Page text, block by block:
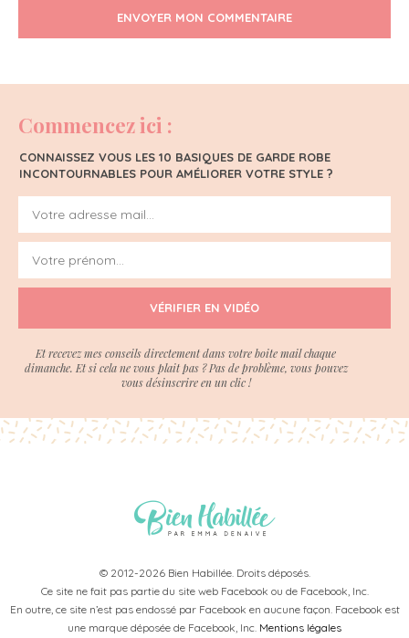
ENVOYER MON COMMENTAIRE
Commencez ici :
CONNAISSEZ VOUS LES 10 BASIQUES DE GARDE ROBE
INCONTOURNABLES POUR AMÉLIORER VOTRE STYLE ?
VÉRIFIER EN VIDÉO
Et recevez mes conseils directement dans votre boite mail chaque
dimanche. Et si cela ne vous plait pas ? Pas de problème, vous pouvez
vous désinscrire en un clic !
© 2012-2026 Bien Habillée. Droits déposés.
Ce site ne fait pas partie du site web Facebook ou de Facebook, Inc.
En outre, ce site n’est pas endossé par Facebook en aucune façon. Facebook est
une marque déposée de Facebook, Inc. Mentions légales